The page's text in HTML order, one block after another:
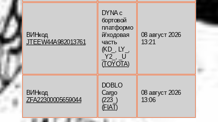
ВИНкод
JTEEW44A982013761
DYNA c
бортовой
платформо
й/ходовая
часть
(KD_, LY_,
_Y2_, _U
(TOYOTA)
08 август 2026
13:21
ВИНкод
ZFA22300005659044
DOBLO
Cargo
(223_)
(FIAT)
08 август 2026
13:06